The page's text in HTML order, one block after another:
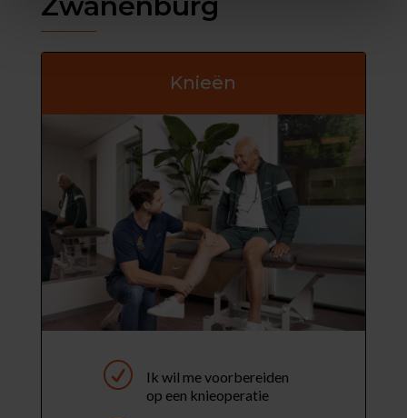
Knieën
R
Ik wil me voorbereiden
op een knieoperatie